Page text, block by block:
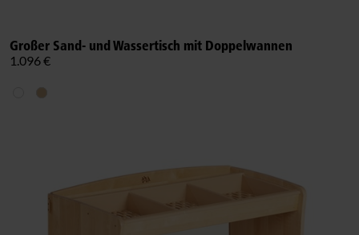
Großer Sand- und Wassertisch mit Doppelwannen
1.096 €